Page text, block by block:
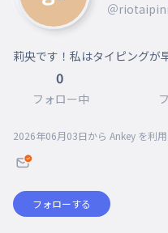
＠
莉央です！私はタイピングが
0
フォロー中
2026年06月03日から Ankey を利
フォローする